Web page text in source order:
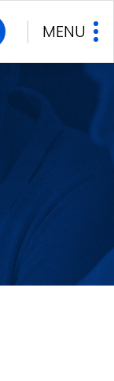
MENU